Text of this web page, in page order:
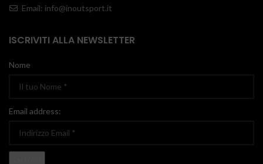
Email: info@inoutsport.it
ISCRIVITI ALLA NEWSLETTER
Nome
Email address: